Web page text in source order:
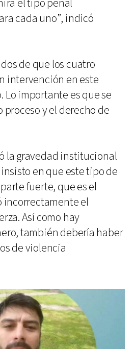
el tipo penal
cada uno”, indicó
de que los cuatro
intervención en este
Lo importante es que se
y el derecho de
la gravedad institucional
en que este tipo de
fuerte, que es el
incorrectamente el
Así como hay
también debería haber
de violencia